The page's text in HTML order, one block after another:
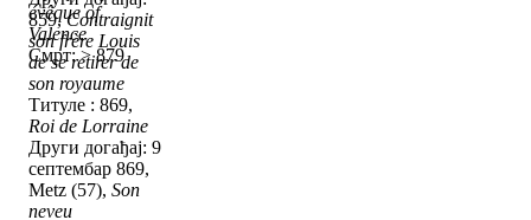
859,Contraignit
son frère Louis
de se retirer de
son royaume
Титуле : 869,
Roi de Lorraine
Други догађај: 9
септембар 869,
Metz (57), Son
neveu
évêque of
Valence
Смрт: > 879